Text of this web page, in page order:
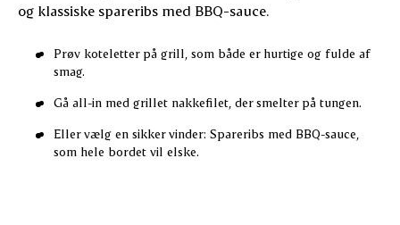
og klassiske spareribs med BBQ-sauce.
Prøv koteletter på grill, som både er hurtige og fulde af
smag.
Gå all-in med grillet nakkefilet, der smelter på tungen.
Eller vælg en sikker vinder: Spareribs med BBQ-sauce,
som hele bordet vil elske.